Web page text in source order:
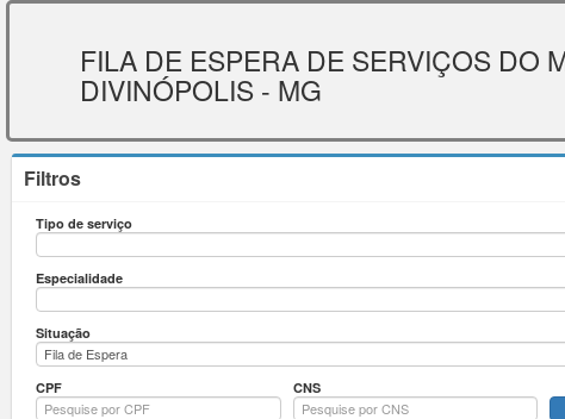
FILA DE ESPERA DE SERVIÇOS DO
DIVINÓPOLIS - MG
Filtros
Tipo de serviço
Tipo
de
serviço
Especialidade
Especialidade
Situação
Fila de Espera
Situação
CPF CNS